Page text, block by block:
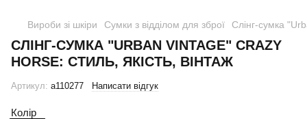
Вироби зі шкіри Сумки з відділом для зброї Слінг-сумка
СЛІНГ-СУМКА "URBAN VINTAGE" CRAZY
HORSE: СТИЛЬ, ЯКІСТЬ, ВІНТАЖ
Артикул: a110277 Написати відгук
Колір